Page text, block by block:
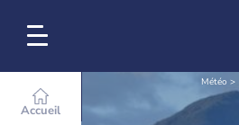
Accueil
Météo